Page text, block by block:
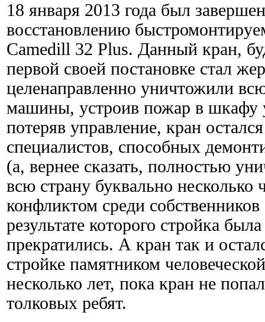
18 января 2013 года был
восстановлению
Camedill 32 Plus. Данный кран,
первой своей постановке стал
целенаправленно уничтожили
машины, устроив пожар в шкафу
потеряв управление, кран
специалистов, способных
(а, вернее сказать, полностью
всю страну буквально несколько
конфликтом среди собственников
результате которого стройка
прекратились. А кран так и
стройке памятником
несколько лет, пока кран не
толковых ребят.